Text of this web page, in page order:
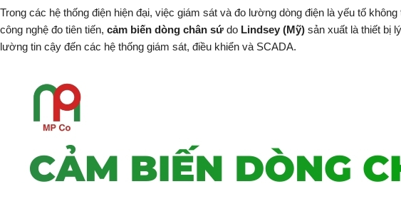
Trong các hệ thống điện hiện đại, việc giám sát và đo lường dòng điện là yếu tố không
công nghệ đo tiên tiến, cảm biến dòng chân sứ do Lindsey (Mỹ) sản xuất là thiết bị
lường tin cậy đến các hệ thống giám sát, điều khiển và SCADA.